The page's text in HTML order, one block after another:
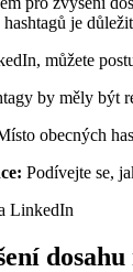
je
můžete
by měly být
obecných
Podívejte se,